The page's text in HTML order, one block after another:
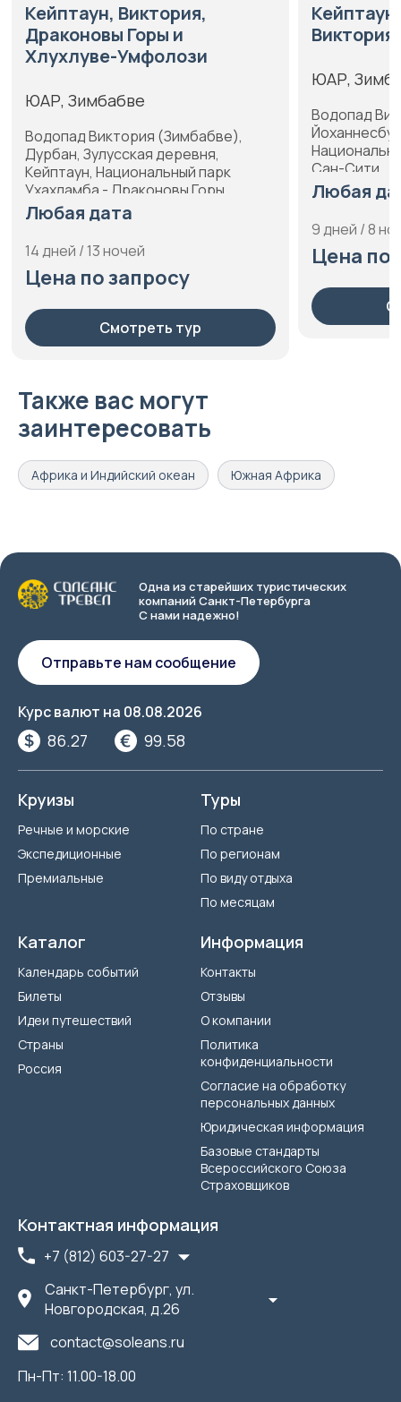
Кейптаун, Виктория,
Драконовы Горы и
Хлухлуве-Умфолози
ЮАР, Зимбабве
Водопад Виктория (Зимбабве),
Дурбан, Зулусская деревня,
Кейптаун, Национальный парк
Ухахламба - Драконовы Горы,
Национальный парк Хлухлуве-
Умфолози, Стелленбош, Франшхук
Любая дата
14 дней / 13 ночей
Цена по запросу
Смотреть тур
ЮАР,
Водопад
Сан-Сити
Любая
9 дней / 8
Цена по
Также вас могут
заинтересовать
Африка и Индийский океан Южная Африка
Одна из старейших туристических
компаний Санкт-Петербурга
С нами надежно!
Курс валют на 08.08.2026
86.27 99.58
Отправьте нам сообщение
Круизы
Речные и морские
Экспедиционные
Премиальные
Туры
По стране
По регионам
По виду отдыха
По месяцам
Каталог
Календарь событий
Билеты
Идеи путешествий
Страны
Россия
Информация
Контакты
Отзывы
О компании
Политика
конфиденциальности
Согласие на обработку
персональных данных
Юридическая информация
Базовые стандарты
Всероссийского Союза
Страховщиков
Контактная информация
+7 (812) 603-27-27
Санкт-Петербург, ул.
Новгородская, д.26
contact@soleans.ru
Пн-Пт: 11.00-18.00